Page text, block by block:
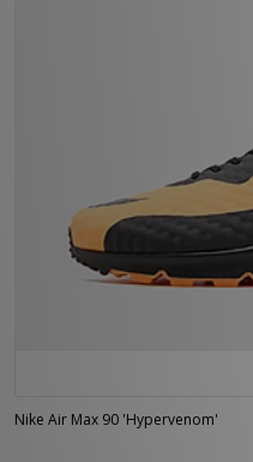
Nike Air Max 90 'Hypervenom'